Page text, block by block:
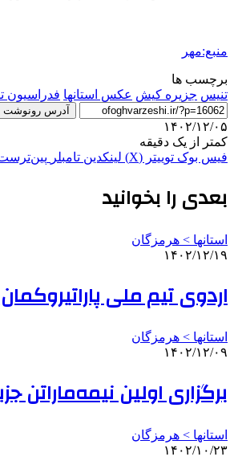
منبع:مهر
برچسب ها
تنیس جزیره کیش عکس استانها فدراسیون
آدرس رونوشت
۱۴۰۲/۱۲/۰۵
کمتر از یک دقیقه
فیس بوک توییتر (X) لینکدین ‫تامبلر
بعدی را بخوانید
استانها > هرمزگان
۱۴۰۲/۱۲/۱۹
اردوی تیم ملی
استانها > هرمزگان
۱۴۰۲/۱۲/۰۹
برگزاری اولین نیمه‌ماراتن
استانها > هرمزگان
۱۴۰۲/۱۰/۲۳